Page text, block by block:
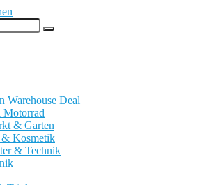
Warehouse Deal
& Garten
Kosmetik
& Technik